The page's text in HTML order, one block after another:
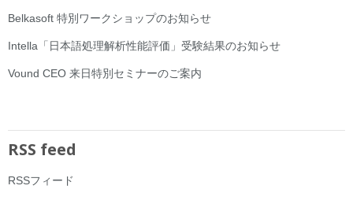
Belkasoft 特別ワークショップのお知らせ
Intella「日本語処理解析性能評価」受験結果のお知らせ
Vound CEO 来日特別セミナーのご案内
RSS feed
RSSフィード